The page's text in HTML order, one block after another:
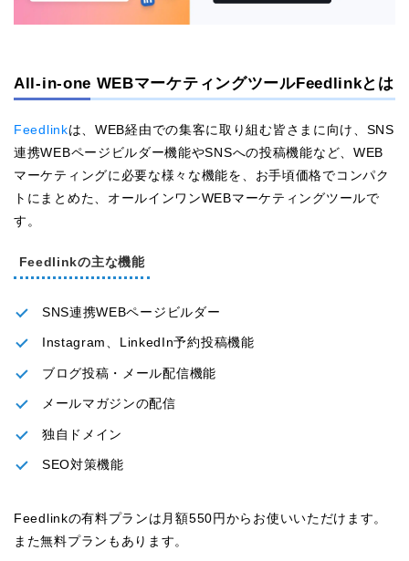
All-in-one WEBマーケティングツールFeedlinkとは
Feedlinkは、WEB経由での集客に取り組む皆さまに向け、SNS
連携WEBページビルダー機能やSNSへの投稿機能など、WEB
マーケティングに必要な様々な機能を、お手頃価格でコンパク
トにまとめた、オールインワンWEBマーケティングツールで
す。
Feedlinkの主な機能
SNS連携WEBページビルダー
Instagram、LinkedIn予約投稿機能
ブログ投稿・メール配信機能
メールマガジンの配信
独自ドメイン
SEO対策機能
Feedlinkの有料プランは月額550円からお使いいただけます。
また無料プランもあります。